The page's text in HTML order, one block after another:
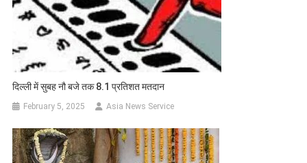
दिल्ली में सुबह नौ बजे तक 8.1 प्रतिशत मतदान
February 5, 2025 Asia News Service